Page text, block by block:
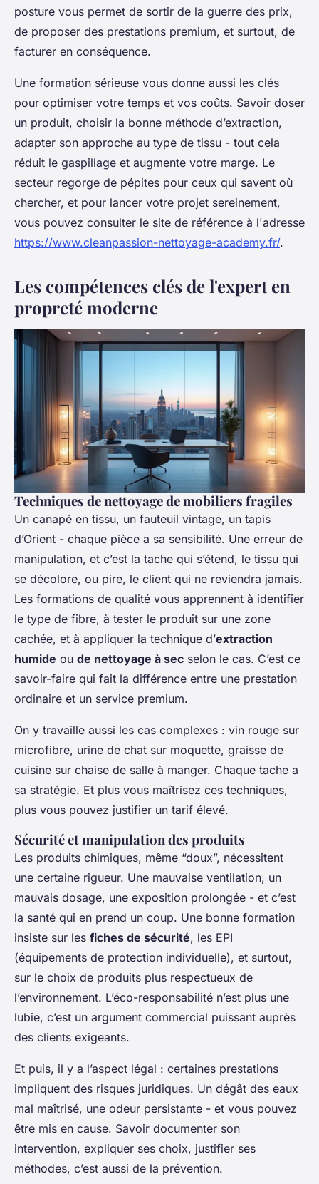
posture vous permet de sortir de la guerre des prix,
de proposer des prestations premium, et surtout, de
facturer en conséquence.
Une formation sérieuse vous donne aussi les clés
pour optimiser votre temps et vos coûts. Savoir doser
un produit, choisir la bonne méthode d’extraction,
adapter son approche au type de tissu - tout cela
réduit le gaspillage et augmente votre marge. Le
secteur regorge de pépites pour ceux qui savent où
chercher, et pour lancer votre projet sereinement,
vous pouvez consulter le site de référence à l'adresse
https://www.cleanpassion-nettoyage-academy.fr/.
Les compétences clés de l'expert en
propreté moderne
Techniques de nettoyage de mobiliers fragiles
Un canapé en tissu, un fauteuil vintage, un tapis
d’Orient - chaque pièce a sa sensibilité. Une erreur de
manipulation, et c’est la tache qui s’étend, le tissu qui
se décolore, ou pire, le client qui ne reviendra jamais.
Les formations de qualité vous apprennent à identifier
le type de fibre, à tester le produit sur une zone
cachée, et à appliquer la technique d’extraction
humide ou de nettoyage à sec selon le cas. C’est ce
savoir-faire qui fait la différence entre une prestation
ordinaire et un service premium.
On y travaille aussi les cas complexes : vin rouge sur
microfibre, urine de chat sur moquette, graisse de
cuisine sur chaise de salle à manger. Chaque tache a
sa stratégie. Et plus vous maîtrisez ces techniques,
plus vous pouvez justifier un tarif élevé.
Sécurité et manipulation des produits
Les produits chimiques, même “doux”, nécessitent
une certaine rigueur. Une mauvaise ventilation, un
mauvais dosage, une exposition prolongée - et c’est
la santé qui en prend un coup. Une bonne formation
insiste sur les fiches de sécurité, les EPI
(équipements de protection individuelle), et surtout,
sur le choix de produits plus respectueux de
l’environnement. L’éco-responsabilité n’est plus une
lubie, c’est un argument commercial puissant auprès
des clients exigeants.
Et puis, il y a l’aspect légal : certaines prestations
impliquent des risques juridiques. Un dégât des eaux
mal maîtrisé, une odeur persistante - et vous pouvez
être mis en cause. Savoir documenter son
intervention, expliquer ses choix, justifier ses
méthodes, c’est aussi de la prévention.